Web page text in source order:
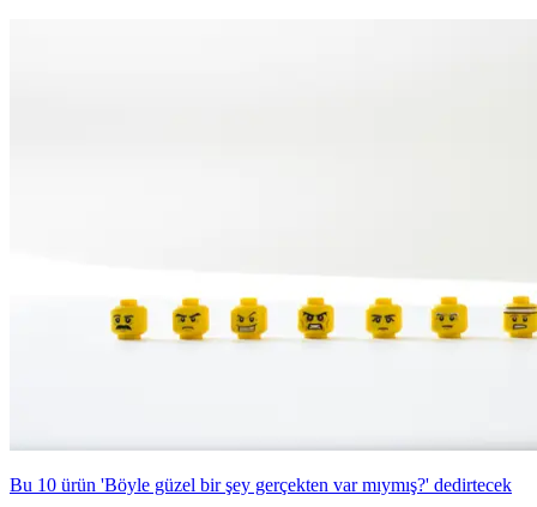
Bu 10 ürün 'Böyle güzel bir şey gerçekten var mıymış?' dedirtecek